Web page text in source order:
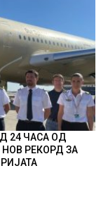
24 ЧАСА ОД
РЕКОРД ЗА